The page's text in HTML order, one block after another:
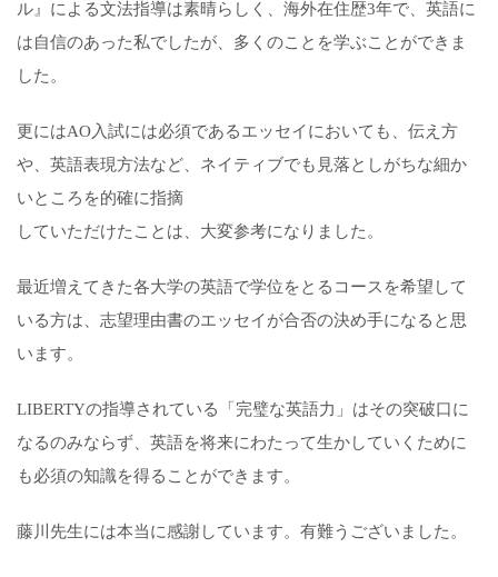
ル』による文法指導は素晴らしく、海外在住歴3年で、英語に
は自信のあった私でしたが、多くのことを学ぶことができま
した。
更にはAO入試には必須であるエッセイにおいても、伝え方
や、英語表現方法など、ネイティブでも見落としがちな細か
いところを的確に指摘
していただけたことは、大変参考になりました。
最近増えてきた各大学の英語で学位をとるコースを希望して
いる方は、志望理由書のエッセイが合否の決め手になると思
います。
LIBERTYの指導されている「完璧な英語力」はその突破口に
なるのみならず、英語を将来にわたって生かしていくために
も必須の知識を得ることができます。
藤川先生には本当に感謝しています。有難うございました。